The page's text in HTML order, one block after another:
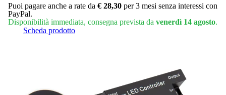
Puoi pagare anche a rate da € 28,30 per 3 mesi senza interessi con
PayPal.
Disponibilità immediata, consegna prevista da venerdì 14 agosto.
Scheda prodotto